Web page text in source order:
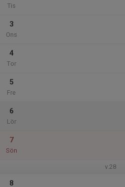
Tis
3
Ons
4
Tor
5
Fre
6
Lör
7
Sön
v.28
8